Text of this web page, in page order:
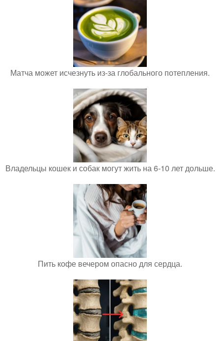
Матча может исчезнуть из-за глобального потепления.
Владельцы кошек и собак могут жить на 6-10 лет дольше.
Пить кофе вечером опасно для сердца.